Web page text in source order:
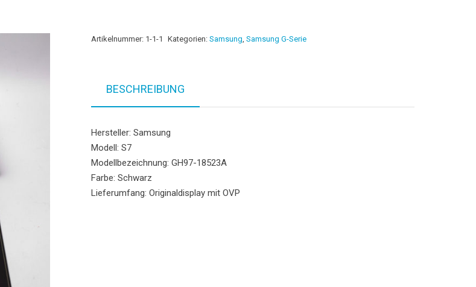
Artikelnummer: 1-1-1 Kategorien:Samsung,Samsung G-Serie
BESCHREIBUNG
Hersteller: Samsung
Modell: S7
Modellbezeichnung: GH97-18523A
Farbe: Schwarz
Lieferumfang: Originaldisplay mit OVP